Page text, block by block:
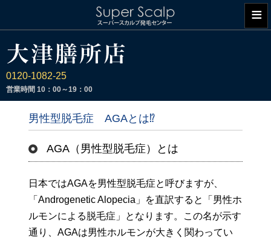
0120-1082-25
営業時間 10：00～19：00
≡
男性型脱毛症 AGAとは⁉︎
AGA（男性型脱毛症）とは
日本ではAGAを男性型脱毛症と呼びますが、
「Androgenetic Alopecia」を直訳すると「男性ホ
ルモンによる脱毛症」となります。この名が示す
通り、AGAは男性ホルモンが大きく関わってい